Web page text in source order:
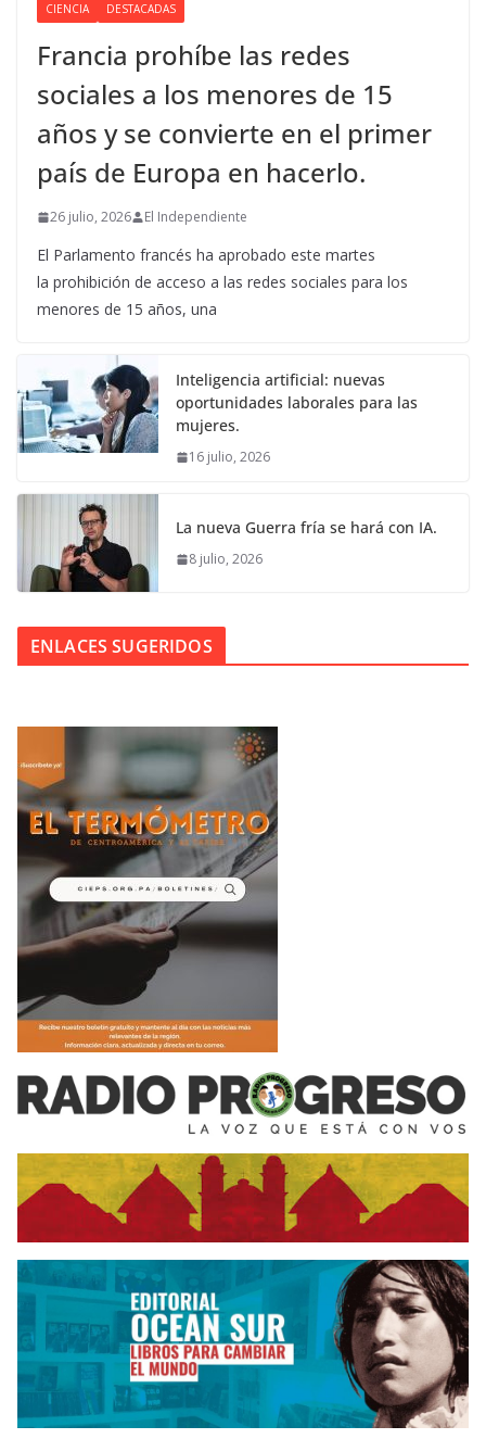
CIENCIA DESTACADAS
Francia prohíbe las redes
sociales a los menores de 15
años y se convierte en el primer
país de Europa en hacerlo.
26 julio, 2026 El Independiente
El Parlamento francés ha aprobado este martes
la prohibición de acceso a las redes sociales para los
menores de 15 años, una
Inteligencia artificial: nuevas
oportunidades laborales para las
mujeres.
16 julio, 2026
La nueva Guerra fría se hará con IA.
8 julio, 2026
ENLACES SUGERIDOS